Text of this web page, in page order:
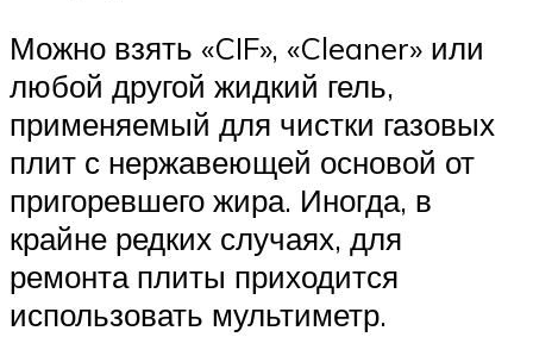
Можно взять «CIF», «Cleaner» или
любой другой жидкий гель,
применяемый для чистки газовых
плит с нержавеющей основой от
пригоревшего жира. Иногда, в
крайне редких случаях, для
ремонта плиты приходится
использовать мультиметр.